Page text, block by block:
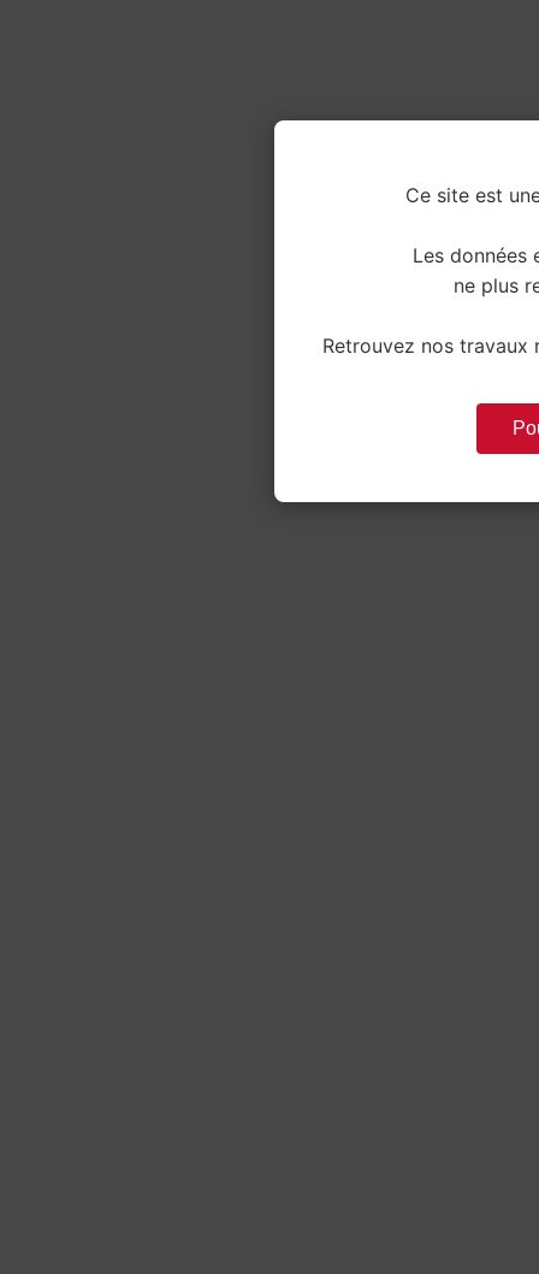
Ce site est
Les données
ne plus
Retrouvez nos